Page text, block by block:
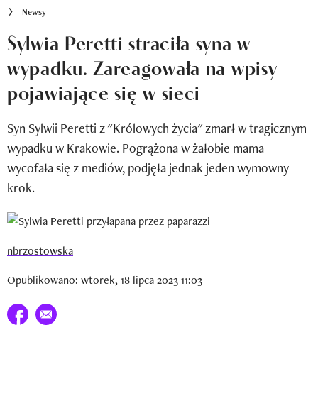
Klub Recenzentki
Newsy
Newsletter
Wizaz Summer Influ School
Mój profil / Zarejestruj się
Newsy
Sylwia Peretti straciła syna w
wypadku. Zareagowała na wpisy
pojawiające się w sieci
Syn Sylwii Peretti z "Królowych życia" zmarł w tragicznym
wypadku w Krakowie. Pogrążona w żałobie mama
wycofała się z mediów, podjęła jednak jeden wymowny
krok.
nbrzostowska
Opublikowano: wtorek, 18 lipca 2023 11:03
Udostępnij na facebook
E-mail do przyjaciela